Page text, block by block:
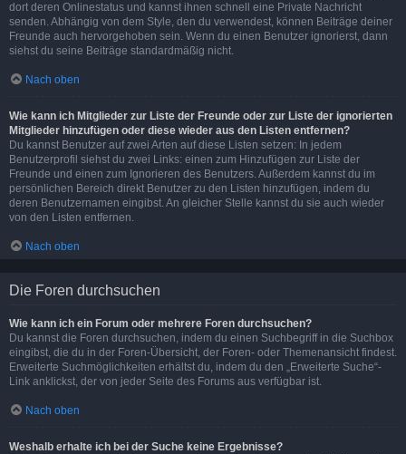
dort deren Onlinestatus und kannst ihnen schnell eine Private Nachricht
senden. Abhängig von dem Style, den du verwendest, können Beiträge deiner
Freunde auch hervorgehoben sein. Wenn du einen Benutzer ignorierst, dann
siehst du seine Beiträge standardmäßig nicht.
Nach oben
Wie kann ich Mitglieder zur Liste der Freunde oder zur Liste der ignorierten
Mitglieder hinzufügen oder diese wieder aus den Listen entfernen?
Du kannst Benutzer auf zwei Arten auf diese Listen setzen: In jedem
Benutzerprofil siehst du zwei Links: einen zum Hinzufügen zur Liste der
Freunde und einen zum Ignorieren des Benutzers. Außerdem kannst du im
persönlichen Bereich direkt Benutzer zu den Listen hinzufügen, indem du
deren Benutzernamen eingibst. An gleicher Stelle kannst du sie auch wieder
von den Listen entfernen.
Nach oben
Die Foren durchsuchen
Wie kann ich ein Forum oder mehrere Foren durchsuchen?
Du kannst die Foren durchsuchen, indem du einen Suchbegriff in die Suchbox
eingibst, die du in der Foren-Übersicht, der Foren- oder Themenansicht findest.
Erweiterte Suchmöglichkeiten erhältst du, indem du den „Erweiterte Suche“-
Link anklickst, der von jeder Seite des Forums aus verfügbar ist.
Nach oben
Weshalb erhalte ich bei der Suche keine Ergebnisse?